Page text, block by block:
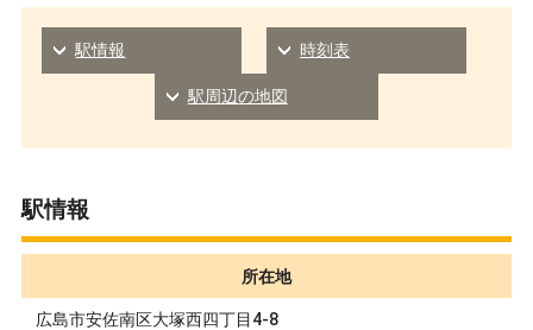
駅情報 時刻表
駅周辺の地図
駅情報
所在地
広島市安佐南区大塚西四丁目4-8